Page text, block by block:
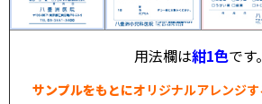
用法欄は紺1色です。
サンプルをもとにオリジナルアレンジす